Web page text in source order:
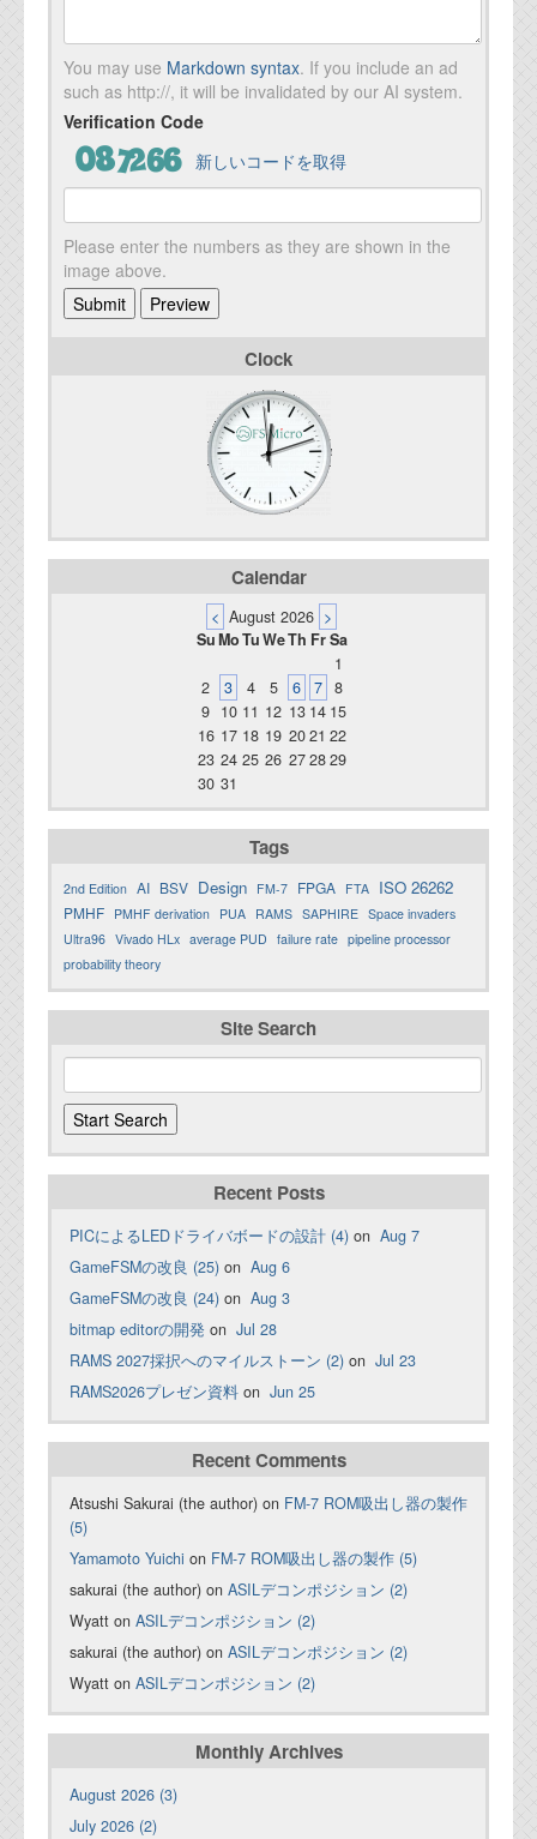
You may use Markdown syntax. If you include an ad
such as http://, it will be invalidated by our AI system.
Verification Code
新しいコードを取得
Please enter the numbers as they are shown in the
image above.
Clock
Calendar
< August 2026 >
SuMoTuWeTh FrSa
1
2
3 4 5 6 7 8
9 10 11 12 13 14 15
16 17 18 19 2021 22
23 24 25 26 272829
30 31
Tags
2nd Edition AI BSV Design FM-7 FPGA FTA ISO 26262
PMHF PMHF derivation PUA RAMS SAPHIRE Space invaders
Ultra96 Vivado HLx average PUD failure rate pipeline processor
probability theory
Site Search
Recent Posts
PICによるLEDドライバボードの設計 (4) on Aug 7
GameFSMの改良 (25) on Aug 6
GameFSMの改良 (24) on Aug 3
bitmap editorの開発 on Jul 28
RAMS 2027採択へのマイルストーン (2) on Jul 23
RAMS2026プレゼン資料 on Jun 25
Recent Comments
Atsushi Sakurai (the author) on FM-7 ROM吸出し器の製作
(5)
Yamamoto Yuichi on FM-7 ROM吸出し器の製作 (5)
sakurai (the author) on ASILデコンポジション (2)
Wyatt on ASILデコンポジション (2)
sakurai (the author) on ASILデコンポジション (2)
Wyatt on ASILデコンポジション (2)
Monthly Archives
August 2026 (3)
July 2026 (2)